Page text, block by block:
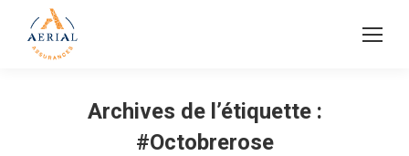
Archives de l’étiquette :
#Octobrerose